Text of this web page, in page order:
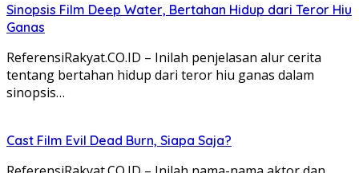
Sinopsis Film Deep Water, Bertahan Hidup dari Teror Hiu
Ganas
ReferensiRakyat.CO.ID – Inilah penjelasan alur cerita
tentang bertahan hidup dari teror hiu ganas dalam
sinopsis…
Cast Film Evil Dead Burn, Siapa Saja?